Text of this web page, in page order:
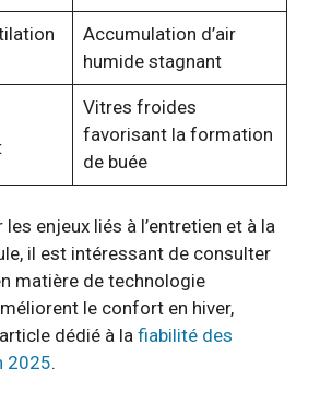
Accumulation d’air
humide stagnant
Vitres froides
favorisant la formation
de buée
enjeux liés à l’entretien et à la
il est intéressant de consulter
matière de technologie
le confort en hiver,
dédié à lafiabilité des
2025.